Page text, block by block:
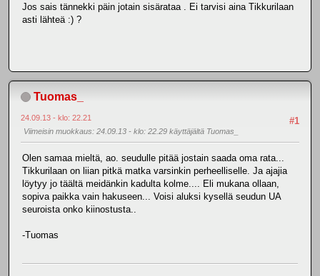
Jos sais tännekki päin jotain sisärataa . Ei tarvisi aina Tikkurilaan
asti lähteä :) ?
Tuomas_
#1
24.09.13 - klo: 22.21
Viimeisin muokkaus: 24.09.13 - klo: 22.29 käyttäjältä Tuomas_
Olen samaa mieltä, ao. seudulle pitää jostain saada oma rata...
Tikkurilaan on liian pitkä matka varsinkin perheelliselle. Ja ajajia
löytyy jo täältä meidänkin kadulta kolme.... Eli mukana ollaan,
sopiva paikka vain hakuseen... Voisi aluksi kysellä seudun UA
seuroista onko kiinostusta..
-Tuomas